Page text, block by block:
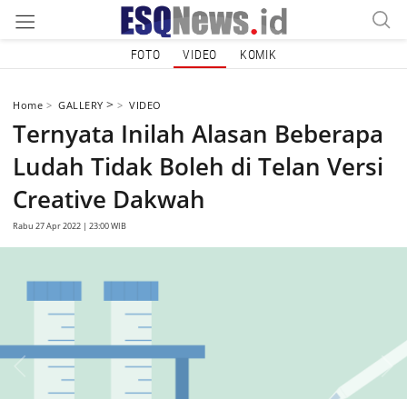
FOTO VIDEO KOMIK
Home GALLERY> VIDEO
Ternyata Inilah Alasan Beberapa
Ludah Tidak Boleh di Telan Versi
Creative Dakwah
Rabu 27 Apr 2022 | 23:00 WIB